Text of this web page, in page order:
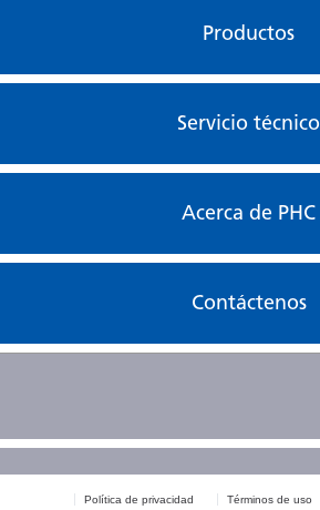
Productos
Servicio técnico
Acerca de PHC
Contáctenos
Política de privacidad Términos de uso